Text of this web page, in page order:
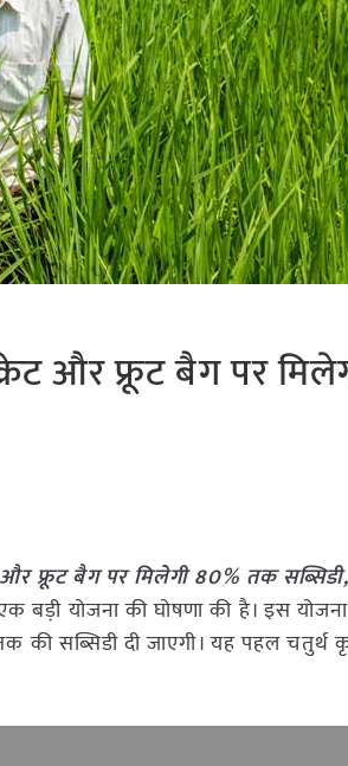
और फ्रूट बैग पर
फ्रूट बैग पर मिलेगी 80% तक
बड़ी योजना की घोषणा की है। इस
की सब्सिडी दी जाएगी। यह पहल चतुर्थ